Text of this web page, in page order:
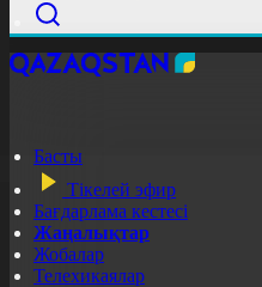
Басты
Тікелей эфир
Бағдарлама кестесі
Жаңалықтар
Жобалар
Телехикаялар